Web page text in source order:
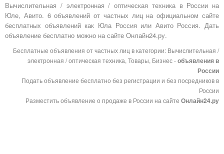
Вычислительная / электронная / оптическая техника в России на
Юле, Авито. 6 объявлений от частных лиц на официальном сайте
бесплатных объявлений как Юла Россия или Авито Россия. Дать
объявление бесплатно можно на сайте Онлайн24.ру.
Бесплатные объявления от частных лиц в категории: Вычислительная /
электронная / оптическая техника, Товары, Бизнес -объявления в
России
Подать объявление бесплатно без регистрации и без посредников в
России
Разместить объявление о продаже в России на сайте Онлайн24.ру